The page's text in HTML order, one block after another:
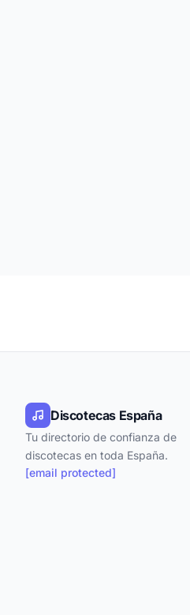
Discotecas España
Tu directorio de confianza de
discotecas en toda España.
[email protected]